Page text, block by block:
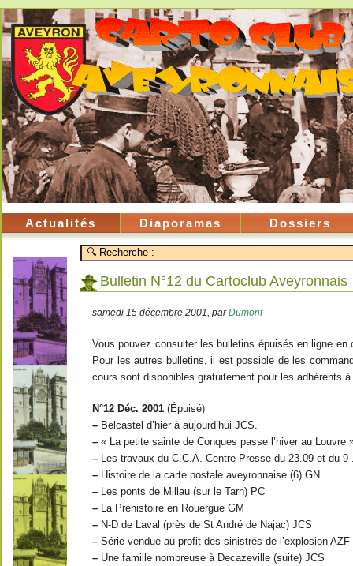
Actualités Diaporamas Dossiers
Bulletin N°12 du Cartoclub Aveyronnais
samedi 15 décembre 2001 parDumont
Vous pouvez consulter les bulletins épuisés en ligne
Pour les autres bulletins, il est possible de les
cours sont disponibles gratuitement pour les adhérents
N°12 Déc. 2001 (Épuisé)
– Belcastel d’hier à aujourd’hui JCS.
– « La petite sainte de Conques passe l’hiver au Louvre
– Les travaux du C.C.A. Centre-Presse du 23.09 et du 9
– Histoire de la carte postale aveyronnaise (6) GN
– Les ponts de Millau (sur le Tarn) PC
– La Préhistoire en Rouergue GM
– N-D de Laval (près de St André de Najac) JCS
– Série vendue au profit des sinistrés de l’explosion AZF
– Une famille nombreuse à Decazeville (suite) JCS